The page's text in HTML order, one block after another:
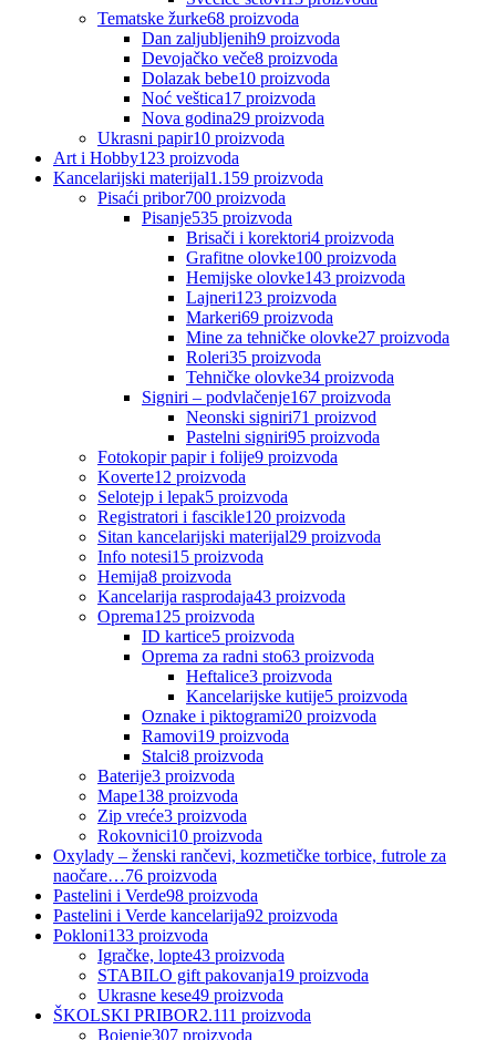
Tematske žurke68 proizvoda
Dan zaljubljenih9 proizvoda
Devojačko veče8 proizvoda
Dolazak bebe10 proizvoda
Noć veštica17 proizvoda
Nova godina29 proizvoda
Ukrasni papir10 proizvoda
Art i Hobby123 proizvoda
Kancelarijski materijal1.159 proizvoda
Pisaći pribor700 proizvoda
Pisanje535 proizvoda
Brisači i korektori4 proizvoda
Grafitne olovke100 proizvoda
Hemijske olovke143 proizvoda
Lajneri123 proizvoda
Markeri69 proizvoda
Mine za tehničke olovke27 proizvoda
Roleri35 proizvoda
Tehničke olovke34 proizvoda
Signiri – podvlačenje167 proizvoda
Neonski signiri71 proizvod
Pastelni signiri95 proizvoda
Fotokopir papir i folije9 proizvoda
Koverte12 proizvoda
Selotejp i lepak5 proizvoda
Registratori i fascikle120 proizvoda
Sitan kancelarijski materijal29 proizvoda
Info notesi15 proizvoda
Hemija8 proizvoda
Kancelarija rasprodaja43 proizvoda
Oprema125 proizvoda
ID kartice5 proizvoda
Oprema za radni sto63 proizvoda
Heftalice3 proizvoda
Kancelarijske kutije5 proizvoda
Oznake i piktogrami20 proizvoda
Ramovi19 proizvoda
Stalci8 proizvoda
Baterije3 proizvoda
Mape138 proizvoda
Zip vreće3 proizvoda
Rokovnici10 proizvoda
Oxylady – ženski rančevi, kozmetičke torbice, futrole za
naočare…76 proizvoda
Pastelini i Verde98 proizvoda
Pastelini i Verde kancelarija92 proizvoda
Pokloni133 proizvoda
Igračke, lopte43 proizvoda
STABILO gift pakovanja19 proizvoda
Ukrasne kese49 proizvoda
ŠKOLSKI PRIBOR2.111 proizvoda
Bojenje307 proizvoda